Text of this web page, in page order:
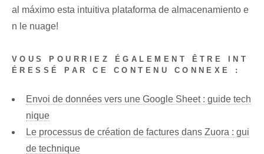
al máximo esta intuitiva plataforma de ‍almacenamiento e
n‌ le nuage!
VOUS POURRIEZ ÉGALEMENT ÊTRE INT
ÉRESSÉ PAR CE CONTENU CONNEXE :
Envoi de données vers une Google Sheet : guide tech
nique
Le processus de création de factures dans Zuora : gui
de technique